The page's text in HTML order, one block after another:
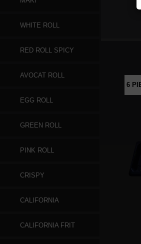
WHITE ROLL
RED ROLL SPICY
AVOCAT ROLL
EGG ROLL
GREEN ROLL
PINK ROLL
CRISPY
CALIFORNIA
CALIFORNIA FRIT